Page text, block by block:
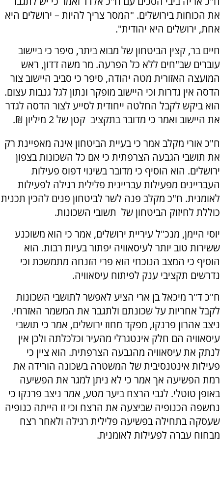
את הכוחות בירושלים. "המסר צריך להיות – ירושלים היא
אחת, ירושלים היא יהודית".
חיים בר, קצין הביטחון של מבוא ביתר, סיפר כי ביישוב
עוברים שב"חים ללא כל הפרעה. מר משה דדון, ראש
המועצה האזורית מטה יהודה, סיפר כי סביב היישוב צור
הדסה אין גדרות וכי היישוב מופקר ונתון לגל גנבות עצום.
הוא ביקש לקבל החלטה ייחודית לסייע לצור הדסה לגדר
את היישוב ואמר כי מדובר בתקציב קטן של 2 מיליון ₪.
ח"כ אורי מקלב אמר כי בעיית הביטחון אינה מאפיינת רק
את תושבי הגבעה הצרפתית כי אם כל השכונות בצפון
ירושלים. הוא הוסיף כי מדובר בשינוי דפוס פעילות
העבריינים מפעילות עבריינית פלילית רגילה לפעילות
לאומנית. ח"כ מקלב פנה לשר לביטחון פנים להכין תכנית
כוללת לחיזוק הביטחון של תשובי השכונות.
יוסי היימן, מנכ"ל עיריית ירושלים, אמר כי הוא משוכנע
ששירות טוב יותר לעיסאוויה יפתור בעיות רבות. הוא
הוסיף כי המצב הנוכחי הוא פרי הזנחה מתמשכת וכי
נדרשים תקציבי ענק לפיתוח עיסאוויה.
ח"כ ד"ר מיכאל בן ארי הציע לאפשר לתושבי השכונות
לקבל אחריות על שכונתם ולתגבר את המשמר האזרחי.
ניצב אהרון פרנקו, מפקד מחוז ירושלים, אמר כי תושבי
עיסאוויה הם חלק אינטגרלי מהעיר וכלכלתה ולכן אין
לנתק את עיסאוויה מהגבעה הצרפתית. הוא ציין כי
פעילות אינטנסיבית של המשטרה בשכונה הורידה את
רמת הפשיעה אך אמר כי לא ניתן למגר את הפשיעה
באופן טוטלי. לגבי הרצח ביער מטע, אמר ניצב פרנקו כי
נחשפה הכנופיה שביצעה את הרצח וכי זו הייתה כנופיה
שעסקה בתחילה בפשיעה פלילית רגילה ולאחר רצח
מבחוח עברה לפעילות לאומנית.